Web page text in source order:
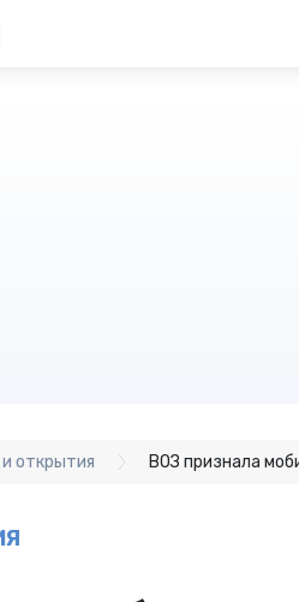
открытия ВОЗ признала